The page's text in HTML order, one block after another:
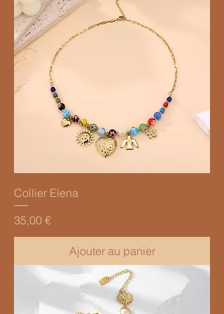
Collier Elena
Prix
35,00 €
Ajouter au panier